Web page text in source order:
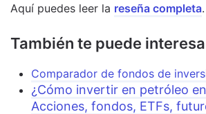
Aquí puedes leer la reseña completa.
También te puede
Comparador de fondos de
¿Cómo invertir en petróleo
Acciones, fondos, ETFs,